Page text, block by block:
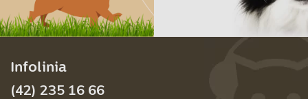
Infolinia
(42) 235 16 66